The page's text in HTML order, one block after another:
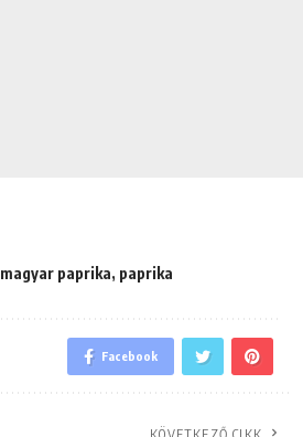
magyar paprika, paprika
Facebook